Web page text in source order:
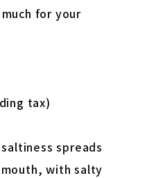
for your
tax)
spreads
with salty